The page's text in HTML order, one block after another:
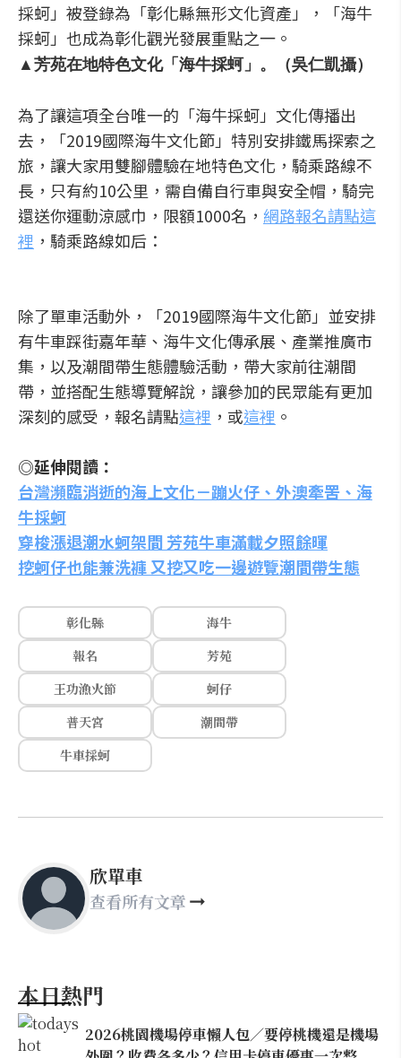
採蚵」被登錄為「彰化縣無形文化資產」，「海牛
採蚵」也成為彰化觀光發展重點之一。
▲芳苑在地特色文化「海牛採蚵」。（吳仁凱攝）
為了讓這項全台唯一的「海牛採蚵」文化傳播出
去，「2019國際海牛文化節」特別安排鐵馬探索之
旅，讓大家用雙腳體驗在地特色文化，騎乘路線不
長，只有約10公里，需自備自行車與安全帽，騎完
還送你運動涼感巾，限額1000名， 網路報名請點這
裡 ，騎乘路線如后：
除了單車活動外，「2019國際海牛文化節」並安排
有牛車踩街嘉年華、海牛文化傳承展、產業推廣市
集，以及潮間帶生態體驗活動，帶大家前往潮間
帶，並搭配生態導覽解說，讓參加的民眾能有更加
深刻的感受，報名請點這裡 ，或這裡 。
◎延伸閱讀：
台灣瀕臨消逝的海上文化－蹦火仔、外澳牽罟、海
牛採蚵
穿梭漲退潮水蚵架間 芳苑牛車滿載夕照餘暉
挖蚵仔也能兼洗褲 又挖又吃一邊遊覽潮間帶生態
彰化縣
海牛
報名
芳苑
王功漁火節
蚵仔
普天宮
潮間帶
牛車採蚵
欣單車
查看所有文章
本日熱門
2026桃園機場停車懶人包／要停桃機還是機場